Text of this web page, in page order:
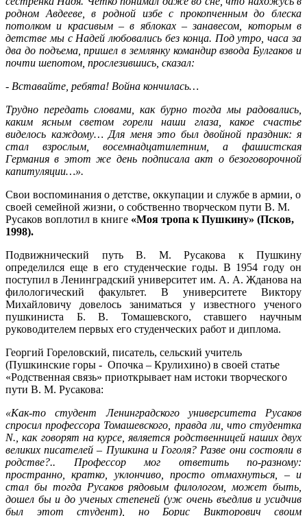
родном Авдееве, в родной избе с прокопченным до блеска
потолком и красивым – в яблоках – занавесом, которым в
детстве мы с Надей любовались без конца. Под утро, часа за
два до подъема, пришел в землянку командир взвода Булгаков и
почти шепотом, прослезившись, сказал:
- Вставайте, ребята! Война кончилась…
Трудно передать словами, как бурно тогда мы радовались,
каким ясным светом горели наши глаза, какое счастье
виделось каждому… Для меня это был двойной праздник: я
стал взрослым, восемнадцатилетним, а фашистская
Германия в этот же день подписала акт о безоговорочной
капитуляции…».
Свои воспоминания о детстве, оккупации и службе в армии, о
своей семейной жизни, о собственно творческом пути В. М.
Русаков воплотил в книге «Моя тропа к Пушкину» (Псков,
1998).
Подвижнический путь В. М. Русакова к Пушкину
определился еще в его студенческие годы. В 1954 году он
поступил в Ленинградский университет им. А. А. Жданова на
филологический факультет. В университете Виктору
Михайловичу довелось заниматься у известного ученого
пушкиниста Б. В. Томашевского, ставшего научным
руководителем первых его студенческих работ и диплома.
Георгий Гореловский, писатель, сельский учитель
(Пушкинские горы - Опочка – Крулихино) в своей статье
«Родственная связь» приоткрывает нам истоки творческого
пути В. М. Русакова:
«Как-то студент Ленинградского университета Русаков
спросил профессора Томашевского, правда ли, что студентка
N., как говорят на курсе, является родственницей наших двух
великих писателей – Пушкина и Гоголя? Разве они состояли в
родстве?.. Профессор мог ответить по-разному:
пространно, кратко, уклончиво, просто отмахнуться, – и
стал бы тогда Русаков рядовым филологом, может быть,
дошел бы и до ученых степеней (уж очень въедлив и усидчив
был этот студент), но Борис Викторович своим